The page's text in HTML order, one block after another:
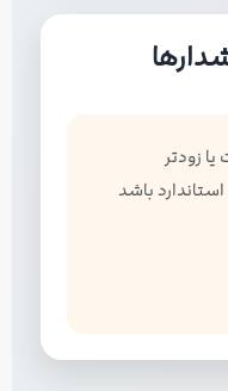
باشد